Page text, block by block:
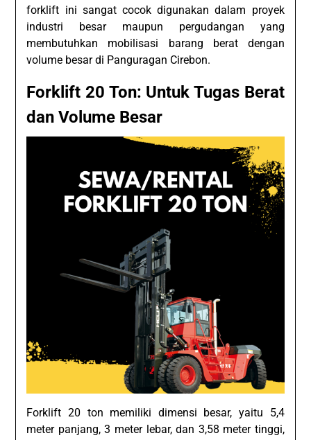
forklift ini sangat cocok digunakan dalam proyek
industri besar maupun pergudangan yang
membutuhkan mobilisasi barang berat dengan
volume besar di Panguragan Cirebon.
Forklift 20 Ton: Untuk Tugas Berat
dan Volume Besar
Forklift 20 ton memiliki dimensi besar, yaitu 5,4
meter panjang, 3 meter lebar, dan 3,58 meter tinggi,